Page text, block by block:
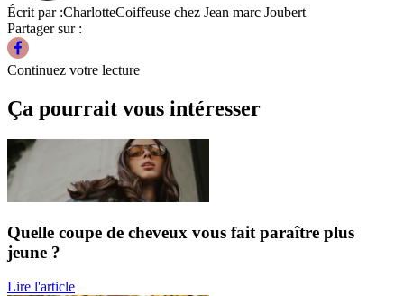
Écrit par :CharlotteCoiffeuse chez Jean marc Joubert
Partager sur :
Continuez votre lecture
Ça pourrait vous intéresser
Quelle coupe de cheveux vous fait paraître plus
jeune ?
Lire l'article